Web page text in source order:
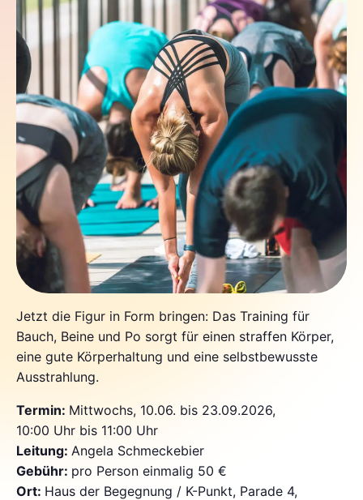
Jetzt die Figur in Form bringen: Das Training für
Bauch, Beine und Po sorgt für einen straffen Körper,
eine gute Körperhaltung und eine selbstbewusste
Ausstrahlung.
Termin: Mittwochs, 10.06. bis 23.09.2026,
10:00 Uhr bis 11:00 Uhr
Leitung: Angela Schmeckebier
Gebühr: pro Person einmalig 50 €
Ort: Haus der Begegnung / K-Punkt, Parade 4,